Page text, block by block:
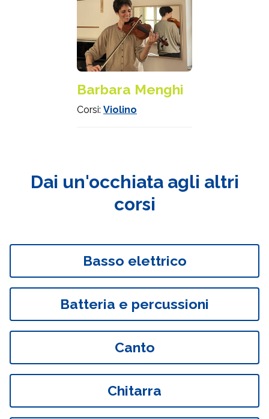
Barbara Menghi
Corsi: Violino
Dai un'occhiata agli altri
corsi
Basso elettrico
Batteria e percussioni
Canto
Chitarra